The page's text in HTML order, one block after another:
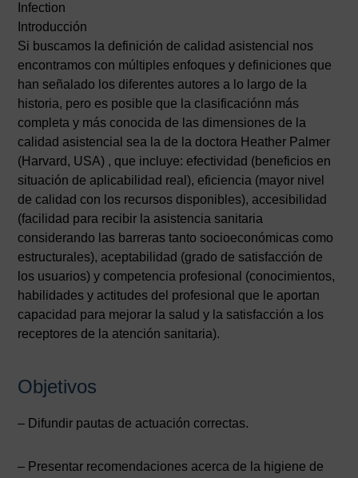
Infection
Introducción
Si buscamos la definición de calidad asistencial nos
encontramos con múltiples enfoques y definiciones que
han señalado los diferentes autores a lo largo de la
historia, pero es posible que la clasificaciónn más
completa y más conocida de las dimensiones de la
calidad asistencial sea la de la doctora Heather Palmer
(Harvard, USA) , que incluye: efectividad (beneficios en
situación de aplicabilidad real), eficiencia (mayor nivel
de calidad con los recursos disponibles), accesibilidad
(facilidad para recibir la asistencia sanitaria
considerando las barreras tanto socioeconómicas como
estructurales), aceptabilidad (grado de satisfacción de
los usuarios) y competencia profesional (conocimientos,
habilidades y actitudes del profesional que le aportan
capacidad para mejorar la salud y la satisfacción a los
receptores de la atención sanitaria).
Objetivos
– Difundir pautas de actuación correctas.
– Presentar recomendaciones acerca de la higiene de